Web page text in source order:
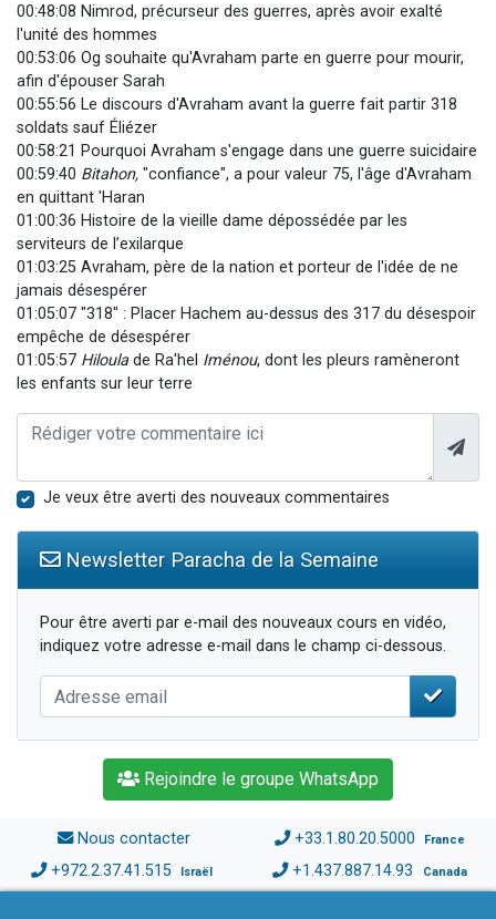
00:48:08 Nimrod, précurseur des guerres, après avoir exalté
l'unité des hommes
00:53:06 Og souhaite qu'Avraham parte en guerre pour mourir,
afin d'épouser Sarah
00:55:56 Le discours d'Avraham avant la guerre fait partir 318
soldats sauf Éliézer
00:58:21 Pourquoi Avraham s'engage dans une guerre suicidaire
00:59:40 Bitahon, "confiance", a pour valeur 75, l'âge d'Avraham
en quittant 'Haran
01:00:36 Histoire de la vieille dame dépossédée par les
serviteurs de l’exilarque
01:03:25 Avraham, père de la nation et porteur de l'idée de ne
jamais désespérer
01:05:07 "318" : Placer Hachem au-dessus des 317 du désespoir
empêche de désespérer
01:05:57 Hiloulade Ra'hel Iménou, dont les pleurs ramèneront
les enfants sur leur terre
Je veux être averti des nouveaux commentaires
Newsletter Paracha de la Semaine
Pour être averti par e-mail des nouveaux cours en vidéo,
indiquez votre adresse e-mail dans le champ ci-dessous.
Rejoindre le groupe WhatsApp
Nous contacter +33.1.80.20.5000 France
+972.2.37.41.515 Israël +1.437.887.14.93 Canada